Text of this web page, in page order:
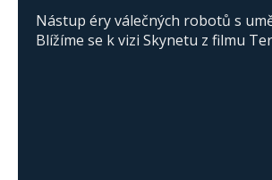
Nástup éry válečných robotů s
Blížíme se k vizi Skynetu z filmu